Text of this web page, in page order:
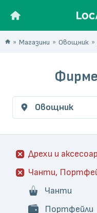
Магазини Овощник
Овощник
Дрехи и
Чанти,
Чанти
Портфейли